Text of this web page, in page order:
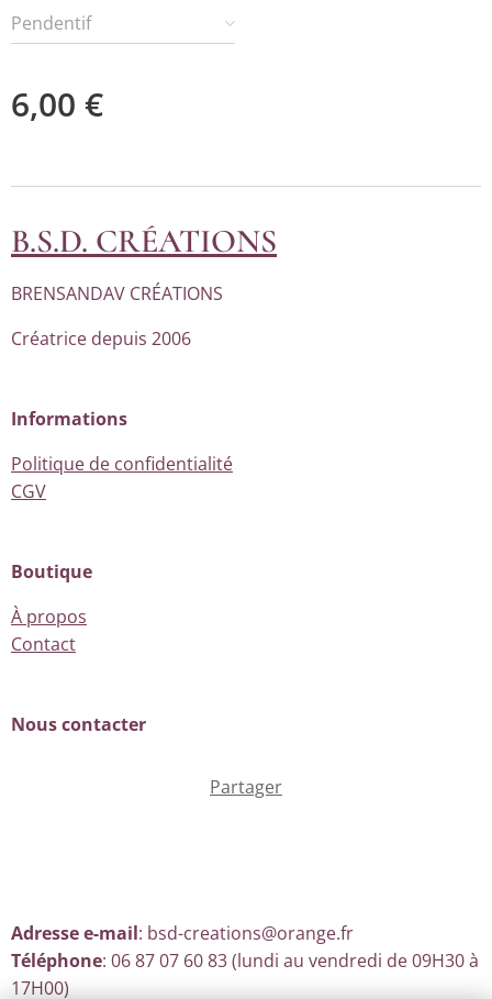
Pendentif
6,00 €
B.S.D. CRÉATIONS
BRENSANDAV CRÉATIONS
Créatrice depuis 2006
Informations
Politique de confidentialité
CGV
Boutique
À propos
Contact
Nous contacter
Partager
Adresse e-mail: bsd-creations@orange.fr
Téléphone: 06 87 07 60 83 (lundi au vendredi de 09H30 à
17H00)